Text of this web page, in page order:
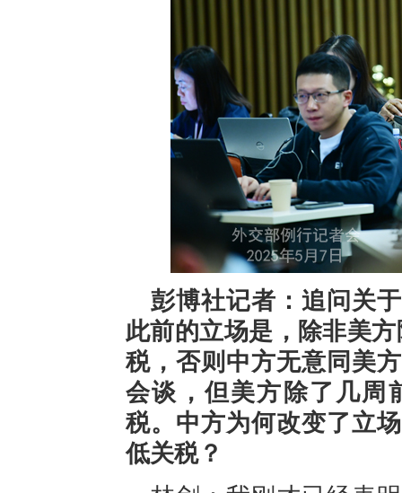
彭博社记者：追问关
此前的立场是，除非美
税，否则中方无意同美
会谈，但美方除了几周
税。中方为何改变了立
低关税？